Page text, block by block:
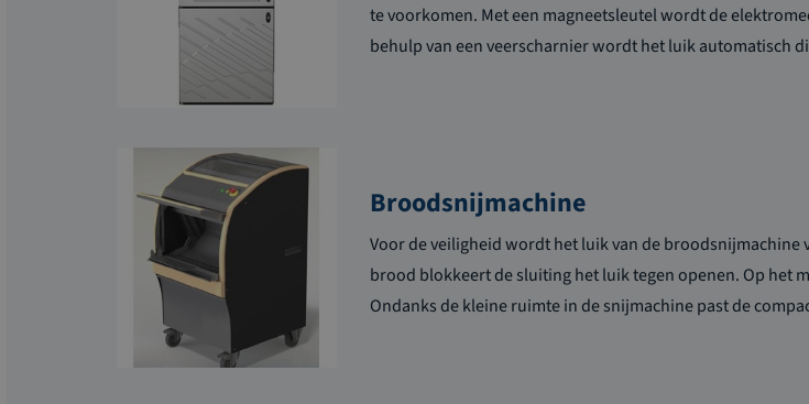
te voorkomen. Met een magneetsleutel wordt de
behulp van een veerscharnier wordt het luik automatisch
Broodsnijmachine
Voor de veiligheid wordt het luik van de
brood blokkeert de sluiting het luik tegen openen. Op het
Ondanks de kleine ruimte in de snijmachine past de